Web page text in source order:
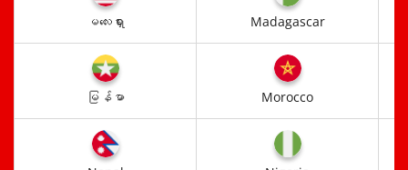
မလေးရှား Madagascar
မြန်မာ Morocco